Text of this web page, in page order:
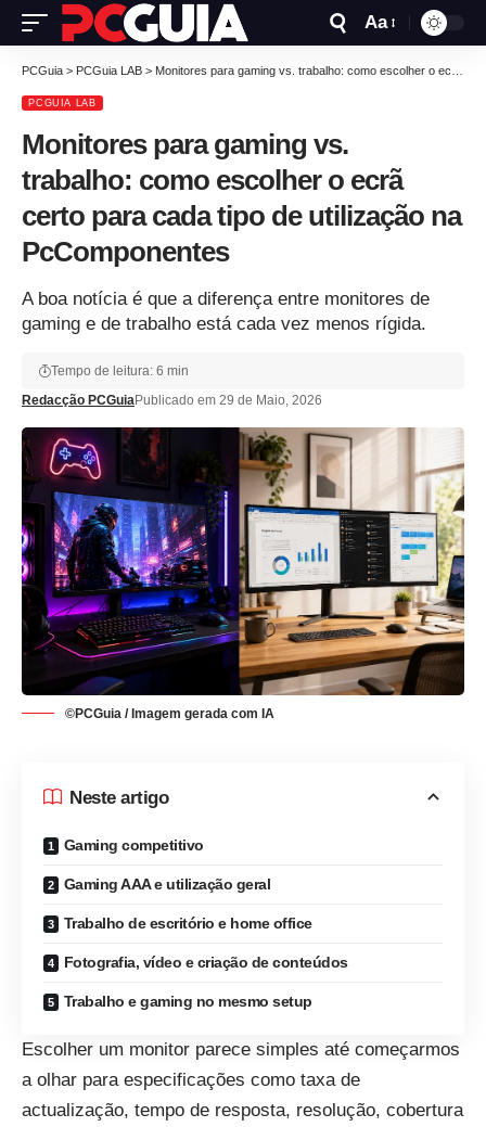
Aa
PCGuia > PCGuia LAB > Monitores para gaming vs. trabalho: como escolher o ecrã certo para cada tipo de utilização na PcComponentes
PCGUIA LAB
Monitores para gaming vs.
trabalho: como escolher o ecrã
certo para cada tipo de utilização na
PcComponentes
A boa notícia é que a diferença entre monitores de
gaming e de trabalho está cada vez menos rígida.
Redacção PCGuiaPublicado em 29 de Maio, 2026
Tempo de leitura: 6 min
©PCGuia / Imagem gerada com IA
Neste artigo
Gaming competitivo
Gaming AAA e utilização geral
Trabalho de escritório e home office
Fotografia, vídeo e criação de conteúdos
Trabalho e gaming no mesmo setup
Escolher um monitor parece simples até começarmos
a olhar para especificações como taxa de
actualização, tempo de resposta, resolução, cobertura